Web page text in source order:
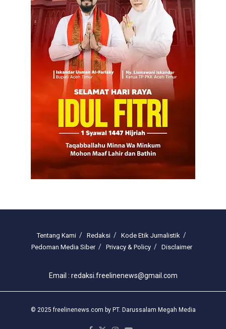
Tentang Kami Redaksi
Kode Etik Jurnalistik
Pedoman Media Siber
Privacy & Policy Disclaimer
Email : redaksi.freelinenews@gmail.com
© 2025 freelinenews.com by PT. Darussalam Megah Media